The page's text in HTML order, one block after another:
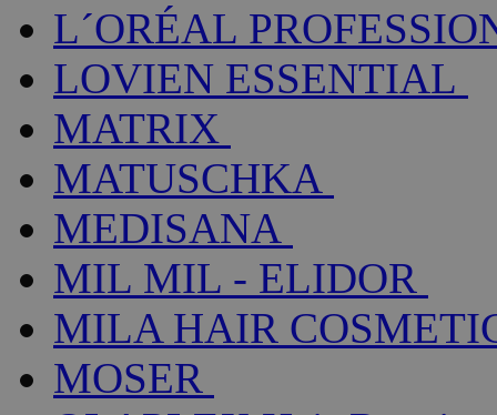
L´ORÉAL
LOVIEN ESSENTIAL
MATRIX
MATUSCHKA
MEDISANA
MIL MIL - ELIDOR
MILA HAIR
MOSER